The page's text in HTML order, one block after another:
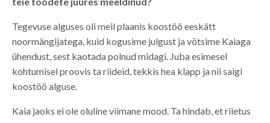
Tegevuse alguses oli meil plaanis koostöö eeskätt
noormängijatega, kuid kogusime julgust ja võtsime Kaiaga
ühendust, sest kaotada polnud midagi. Juba esimesel
kohtumisel proovis ta riideid, tekkis hea klapp ja nii saigi
koostöö alguse.
Kaia jaoks ei ole oluline viimane mood. Ta hindab, et riietus